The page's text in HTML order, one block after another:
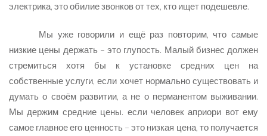
электрика, это обилие звонков от тех, кто ищет подешевле.
Мы уже говорили и ещё раз повторим, что самые
низкие цены держать – это глупость. Малый бизнес должен
стремиться хотя бы к установке средних цен на
собственные услуги, если хочет нормально существовать и
думать о своём развитии, а не о перманентом выживании.
Мы держим средние цены. если человек априори вот ему
самое главное его ценность – это низкая цена, то получается